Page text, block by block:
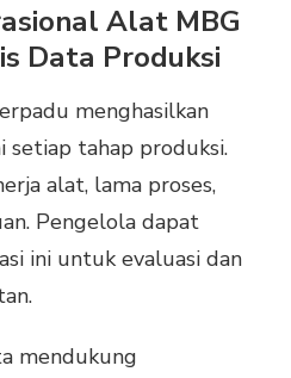
Alat MBG
Data Produksi
menghasilkan
setiap tahap produksi.
alat, lama proses,
Pengelola dapat
ini untuk evaluasi dan
mendukung